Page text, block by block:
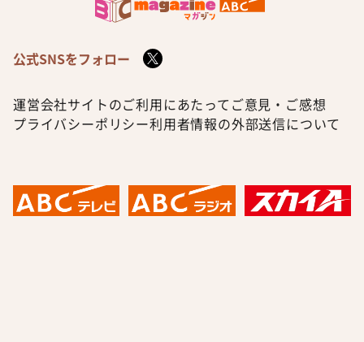
公式SNSをフォロー
運営会社サイトのご利用にあたって ご意見・ご感想
プライバシーポリシー利用者情報の外部送信について